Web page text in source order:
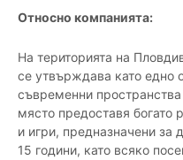
Относно компанията:
На територията на
се утвърждава като едно
съвременни
място предоставя богато
и игри, предназначени
15 години, като всяко